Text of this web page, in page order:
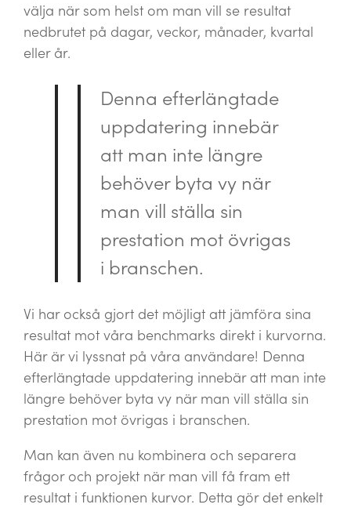
välja när som helst om man vill se resultat
nedbrutet på dagar, veckor, månader, kvartal
eller år.
Denna efterlängtade
uppdatering innebär
att man inte längre
behöver byta vy när
man vill ställa sin
prestation mot övrigas
i branschen.
Vi har också gjort det möjligt att jämföra sina
resultat mot våra benchmarks direkt i kurvorna.
Här är vi lyssnat på våra användare! Denna
efterlängtade uppdatering innebär att man inte
längre behöver byta vy när man vill ställa sin
prestation mot övrigas i branschen.
Man kan även nu kombinera och separera
frågor och projekt när man vill få fram ett
resultat i funktionen kurvor. Detta gör det enkelt